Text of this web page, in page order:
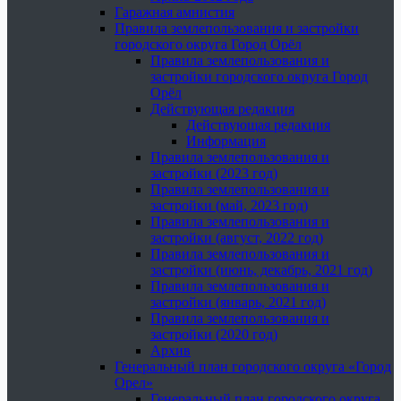
Гаражная амнистия
Правила землепользования и застройки
городского округа Город Орёл
Правила землепользования и
застройки городского округа Город
Орёл
Действующая редакция
Действующая редакция
Информация
Правила землепользования и
застройки (2023 год)
Правила землепользования и
застройки (май, 2023 год)
Правила землепользования и
застройки (август, 2022 год)
Правила землепользования и
застройки (июнь, декабрь, 2021 год)
Правила землепользования и
застройки (январь, 2021 год)
Правила землепользования и
застройки (2020 год)
Архив
Генеральный план городского округа «Город
Орел»